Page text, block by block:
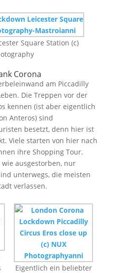
Square Station (c)
Corona
am Piccadilly
Die Treppen vor der
kennen (ist aber eigentlich
Anteros) sind
besetzt, denn hier ist
Viele starten von hier nach
ihre Shopping Tour.
ausgestorben, nur
unterwegs, die meisten
verlassen.
Eigentlich ein beliebter